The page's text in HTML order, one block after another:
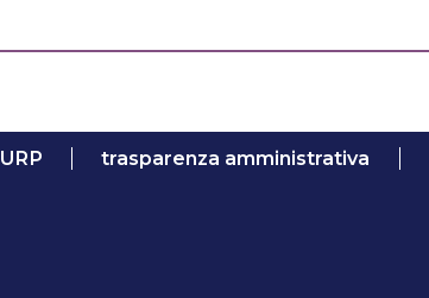
URP trasparenza amministrativa